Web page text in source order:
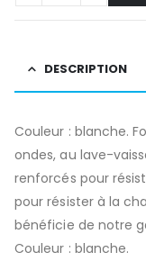
DESCRIPTION
Couleur : blanche.
ondes, au lave-
renforcés pour
pour résister à la
bénéficie de notre
Couleur : blanche.